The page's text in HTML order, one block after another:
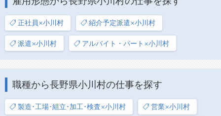
正社員×小川村 紹介予定派遣×小川村
派遣×小川村 アルバイト・パート×小川村
職種から長野県小川村の仕事を探す
製造･工場･組立･加工･検査×小川村 営業×小川村